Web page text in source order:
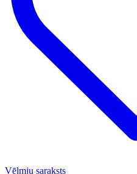
Vēlmju saraksts